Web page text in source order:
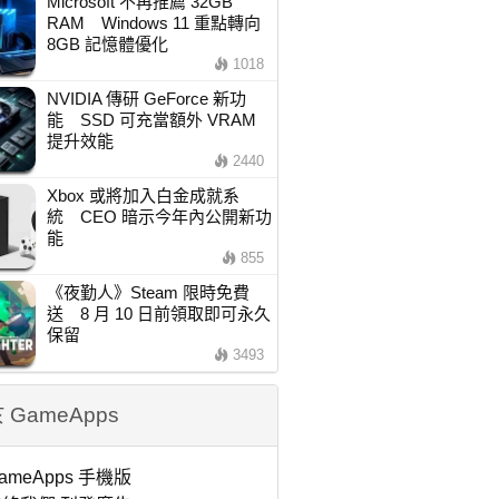
RAM Windows 11 重點轉向
8GB 記憶體優化
1018
NVIDIA 傳研 GeForce 新功
能 SSD 可充當額外 VRAM
提升效能
2440
Xbox 或將加入白金成就系
統 CEO 暗示今年內公開新功
能
855
《夜勤人》Steam 限時免費
送 8 月 10 日前領取即可永久
保留
3493
GameApps
手機版